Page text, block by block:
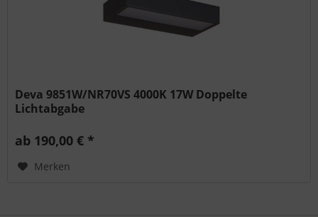
Deva 9851W/NR70VS 4000K 17W Doppelte
Lichtabgabe
ab 190,00 € *
Merken